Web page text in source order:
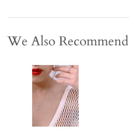
We Also Recommend